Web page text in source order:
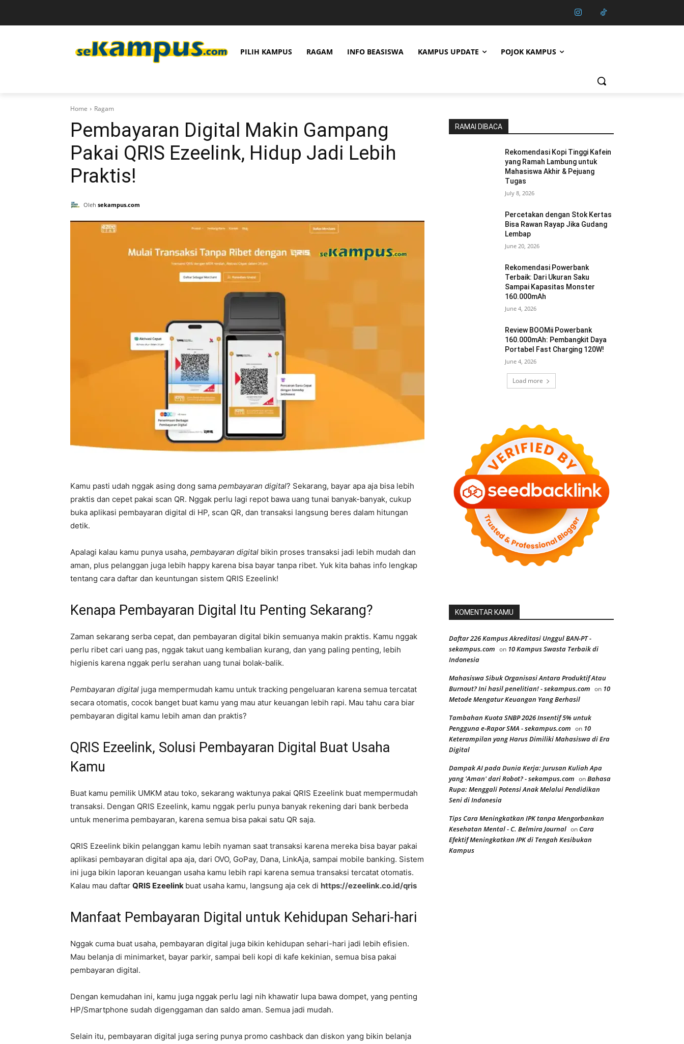
PILIH KAMPUS RAGAM INFO BEASISWA KAMPUS UPDATE POJOK KAMPUS
Home Ragam
Pembayaran Digital Makin Gampang
Pakai QRIS Ezeelink, Hidup Jadi Lebih
Praktis!
Oleh sekampus.com
Kamu pasti udah nggak asing dong sama pembayaran digital? Sekarang, bayar apa aja bisa lebih
praktis dan cepet pakai scan QR. Nggak perlu lagi repot bawa uang tunai banyak-banyak, cukup
buka aplikasi pembayaran digital di HP, scan QR, dan transaksi langsung beres dalam hitungan
detik.
Apalagi kalau kamu punya usaha, pembayaran digital bikin proses transaksi jadi lebih mudah dan
aman, plus pelanggan juga lebih happy karena bisa bayar tanpa ribet. Yuk kita bahas info lengkap
tentang cara daftar dan keuntungan sistem QRIS Ezeelink!
Kenapa Pembayaran Digital Itu Penting Sekarang?
Zaman sekarang serba cepat, dan pembayaran digital bikin semuanya makin praktis. Kamu nggak
perlu ribet cari uang pas, nggak takut uang kembalian kurang, dan yang paling penting, lebih
higienis karena nggak perlu serahan uang tunai bolak-balik.
Pembayaran digital juga mempermudah kamu untuk tracking pengeluaran karena semua tercatat
secara otomatis, cocok banget buat kamu yang mau atur keuangan lebih rapi. Mau tahu cara biar
pembayaran digital kamu lebih aman dan praktis?
QRIS Ezeelink, Solusi Pembayaran Digital Buat Usaha
Kamu
Buat kamu pemilik UMKM atau toko, sekarang waktunya pakai QRIS Ezeelink buat mempermudah
transaksi. Dengan QRIS Ezeelink, kamu nggak perlu punya banyak rekening dari bank berbeda
untuk menerima pembayaran, karena semua bisa pakai satu QR saja.
QRIS Ezeelink bikin pelanggan kamu lebih nyaman saat transaksi karena mereka bisa bayar pakai
aplikasi pembayaran digital apa aja, dari OVO, GoPay, Dana, LinkAja, sampai mobile banking. Sistem
ini juga bikin laporan keuangan usaha kamu lebih rapi karena semua transaksi tercatat otomatis.
Kalau mau daftar QRIS Ezeelink buat usaha kamu, langsung aja cek di https://ezeelink.co.id/qris
Manfaat Pembayaran Digital untuk Kehidupan Sehari-hari
Nggak cuma buat usaha, pembayaran digital juga bikin kehidupan sehari-hari jadi lebih efisien.
Mau belanja di minimarket, bayar parkir, sampai beli kopi di kafe kekinian, semua bisa pakai
pembayaran digital.
Dengan kemudahan ini, kamu juga nggak perlu lagi nih khawatir lupa bawa dompet, yang penting
HP/Smartphone sudah digenggaman dan saldo aman. Semua jadi mudah.
Selain itu, pembayaran digital juga sering punya promo cashback dan diskon yang bikin belanja
RAMAI DIBACA
Rekomendasi Kopi Tinggi Kafein
yang Ramah Lambung untuk
Mahasiswa Akhir & Pejuang
Tugas
July 8, 2026
Percetakan dengan Stok Kertas
Bisa Rawan Rayap Jika Gudang
Lembap
June 20, 2026
Rekomendasi Powerbank
Terbaik: Dari Ukuran Saku
Sampai Kapasitas Monster
160.000mAh
June 4, 2026
Review BOOMii Powerbank
160.000mAh: Pembangkit Daya
Portabel Fast Charging 120W!
June 4, 2026
Load more
KOMENTAR KAMU
Daftar 226 Kampus Akreditasi Unggul BAN-PT -
sekampus.com on 10 Kampus Swasta Terbaik di
Indonesia
Mahasiswa Sibuk Organisasi Antara Produktif Atau
Burnout? Ini hasil penelitian! - sekampus.com on 10
Metode Mengatur Keuangan Yang Berhasil
Tambahan Kuota SNBP 2026 Insentif 5% untuk
Pengguna e-Rapor SMA - sekampus.com on 10
Keterampilan yang Harus Dimiliki Mahasiswa di Era
Digital
Dampak AI pada Dunia Kerja: Jurusan Kuliah Apa
yang 'Aman' dari Robot? - sekampus.com onBahasa
Rupa: Menggali Potensi Anak Melalui Pendidikan
Seni di Indonesia
Tips Cara Meningkatkan IPK tanpa Mengorbankan
Kesehatan Mental - C. Belmira Journal onCara
Efektif Meningkatkan IPK di Tengah Kesibukan
Kampus